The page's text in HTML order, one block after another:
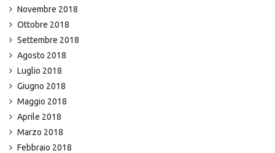
Novembre 2018
Ottobre 2018
Settembre 2018
Agosto 2018
Luglio 2018
Giugno 2018
Maggio 2018
Aprile 2018
Marzo 2018
Febbraio 2018